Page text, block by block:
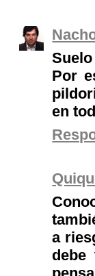
Por
en
a
debe